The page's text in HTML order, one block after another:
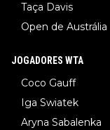
Taça Davis
Open de Austrália
JOGADORES WTA
Coco Gauff
Iga Swiatek
Aryna Sabalenka